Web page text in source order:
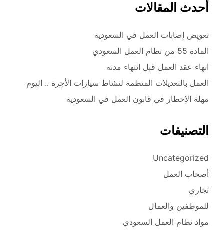
أحدث المقالات
تعويض إصابات العمل في السعودية
المادة 55 من نظام العمل السعودي
انهاء عقد العمل قبل انتهاء مدته
العمل بالتعديلات المنظمة لنشاط سيارات الأجرة .. اليوم
مهلة الإخطار في قانون العمل في السعودية
التصنيفات
Uncategorized
أصحاب العمل
تجاري
للموظفين والعمال
مواد نظام العمل السعودي